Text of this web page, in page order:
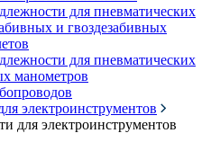
для пневматических
и гвоздезабивных
для пневматических
манометров
электроинструментов
для электроинструментов